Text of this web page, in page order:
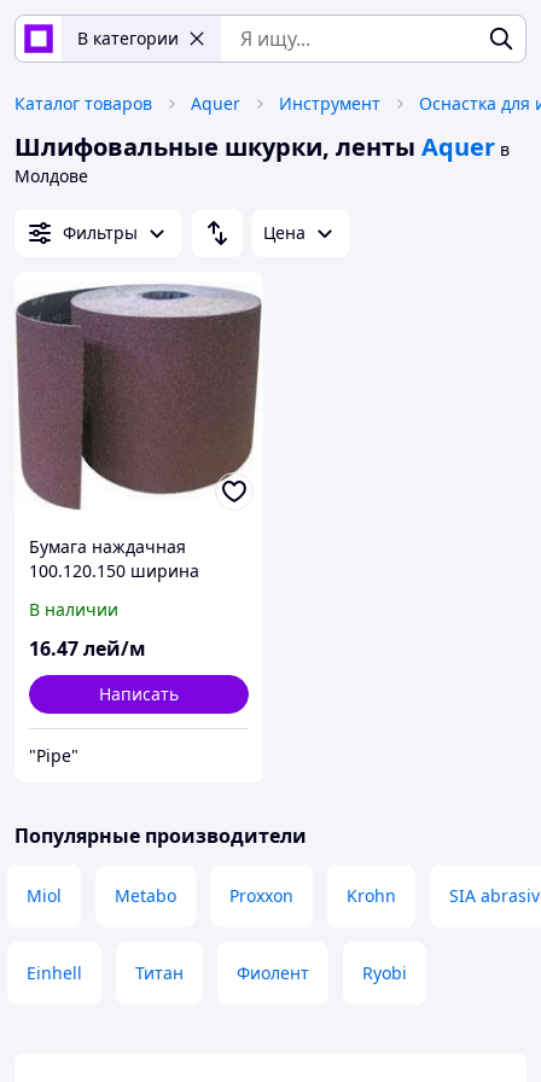
В категории
Каталог товаров Aquer Инструмент Оснастка для
Шлифовальные шкурки, ленты Aquer в
Молдове
Фильтры Цена
Бумага наждачная
100.120.150 ширина
В наличии
16.47лей/м
Написать
"Pipe"
Популярные производители
Miol Metabo Proxxon Krohn SIA
Einhell Титан Фиолент Ryobi